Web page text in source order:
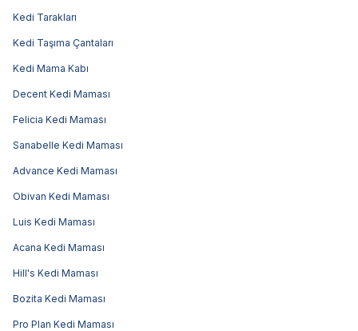
Kedi Tarakları
Kedi Taşıma Çantaları
Kedi Mama Kabı
Decent Kedi Maması
Felicia Kedi Maması
Sanabelle Kedi Maması
Advance Kedi Maması
Obivan Kedi Maması
Luis Kedi Maması
Acana Kedi Maması
Hill's Kedi Maması
Bozita Kedi Maması
Pro Plan Kedi Maması